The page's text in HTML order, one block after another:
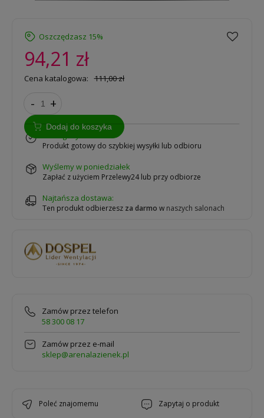
Oszczędzasz 15%
94,21 zł
Cena katalogowa: 111,00 zł
- +
Dodaj do koszyka
Produkt gotowy do szybkiej wysyłki lub odbioru
wyślemy w poniedziałek
Zapłać z użyciem Przelewy24 lub przy odbiorze
Najtańsza dostawa:
Ten produkt odbierzesz za darmo w naszych salonach
Zamów przez telefon
58 300 08 17
Zamów przez e-mail
sklep@arenalazienek.pl
poleć znajomemu zapytaj o produkt